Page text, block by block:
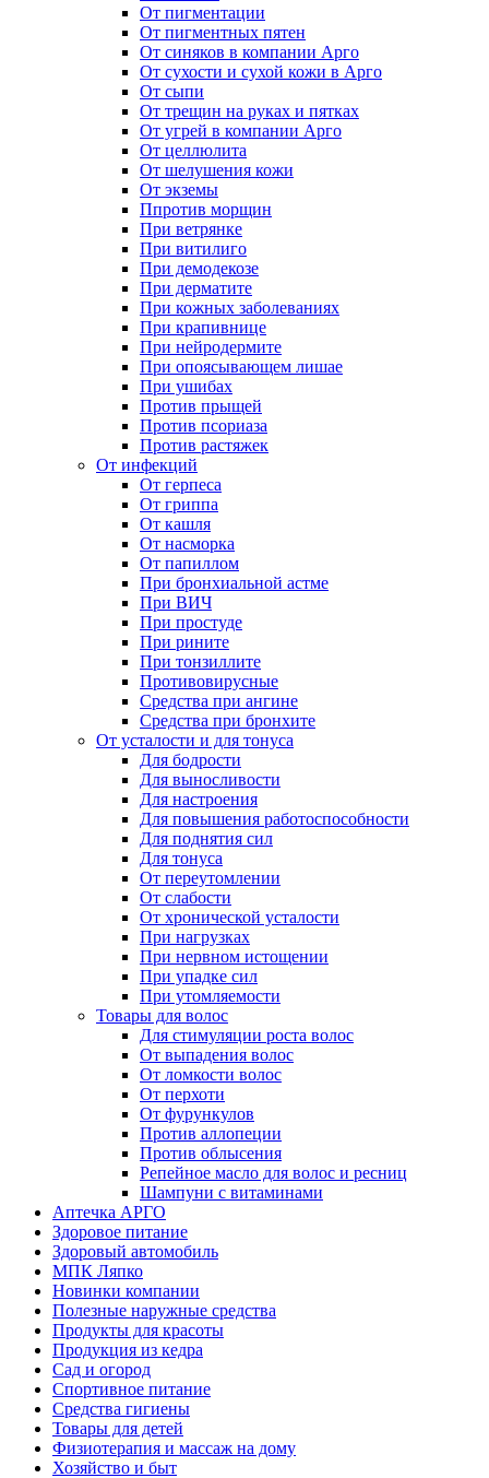
От пигментации
От пигментных пятен
От синяков в компании Арго
От сухости и сухой кожи в Арго
От сыпи
От трещин на руках и пятках
От угрей в компании Арго
От целлюлита
От шелушения кожи
От экземы
Ппротив морщин
При ветрянке
При витилиго
При демодекозе
При дерматите
При кожных заболеваниях
При крапивнице
При нейродермите
При опоясывающем лишае
При ушибах
Против прыщей
Против псориаза
Против растяжек
От инфекций
От герпеса
От гриппа
От кашля
От насморка
От папиллом
При бронхиальной астме
При ВИЧ
При простуде
При рините
При тонзиллите
Противовирусные
Средства при ангине
Средства при бронхите
От усталости и для тонуса
Для бодрости
Для выносливости
Для настроения
Для повышения работоспособности
Для поднятия сил
Для тонуса
От переутомлении
От слабости
От хронической усталости
При нагрузках
При нервном истощении
При упадке сил
При утомляемости
Товары для волос
Для стимуляции роста волос
От выпадения волос
От ломкости волос
От перхоти
От фурункулов
Против аллопеции
Против облысения
Репейное масло для волос и ресниц
Шампуни с витаминами
Аптечка АРГО
Здоровое питание
Здоровый автомобиль
МПК Ляпко
Новинки компании
Полезные наружные средства
Продукты для красоты
Продукция из кедра
Сад и огород
Спортивное питание
Средства гигиены
Товары для детей
Физиотерапия и массаж на дому
Хозяйство и быт